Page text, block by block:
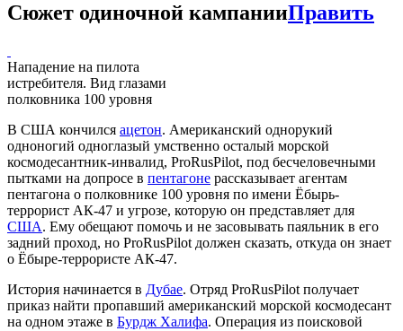
Сюжет одиночной кампанииПравить
Нападение на пилота
истребителя. Вид глазами
полковника 100 уровня
В США кончился ацетон. Американский однорукий
одноногий одноглазый умственно осталый морской
космодесантник-инвалид, ProRusPilot, под бесчеловечными
пытками на допросе в пентагоне рассказывает агентам
пентагона о полковнике 100 уровня по имени Ёбырь-
террорист АК-47 и угрозе, которую он представляет для
США. Ему обещают помочь и не засовывать паяльник в его
задний проход, но ProRusPilot должен сказать, откуда он знает
о Ёбыре-террористе АК-47.
История начинается в Дубае. Отряд ProRusPilot получает
приказ найти пропавший американский морской космодесант
на одном этаже в Бурдж Халифа. Операция из поисковой